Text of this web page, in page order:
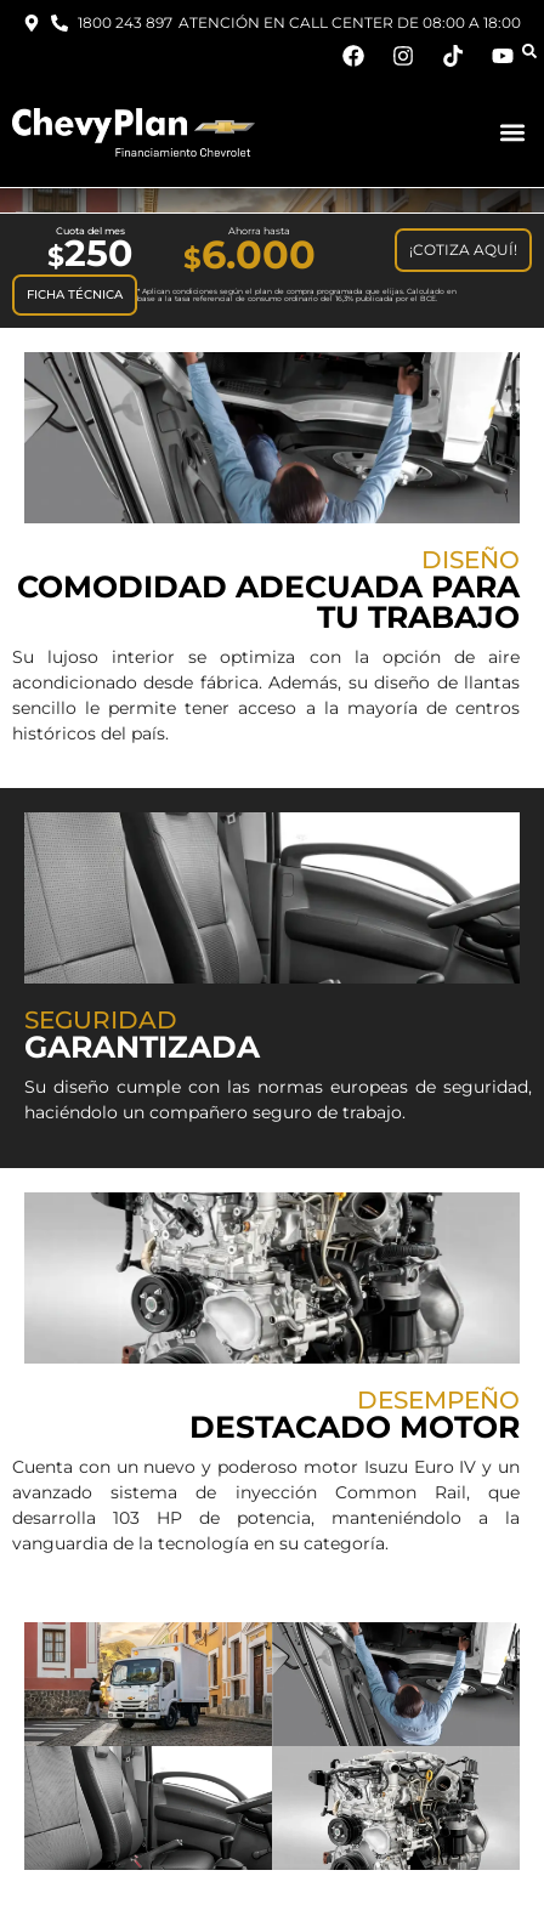
1800 243 897 ATENCIÓN EN CALL CENTER DE 08:00 A 18:00
Cuota del mes
250 Ahorra hasta
$6.000 ¡COTIZA AQUÍ!
FICHA TÉCNICA * Aplican condiciones según el plan de compra programada que elijas. Calculado en
base a la tasa referencial de consumo ordinario del 16,3% publicada por el BCE.
DISEÑO
COMODIDAD ADECUADA PARA
TU TRABAJO
Su lujoso interior se optimiza con la opción de aire
acondicionado desde fábrica. Además, su diseño de llantas
sencillo le permite tener acceso a la mayoría de centros
históricos del país.
SEGURIDAD
GARANTIZADA
Su diseño cumple con las normas europeas de seguridad,
haciéndolo un compañero seguro de trabajo.
DESEMPEÑO
DESTACADO MOTOR
Cuenta con un nuevo y poderoso motor Isuzu Euro IV y un
avanzado sistema de inyección Common Rail, que
desarrolla 103 HP de potencia, manteniéndolo a la
vanguardia de la tecnología en su categoría.